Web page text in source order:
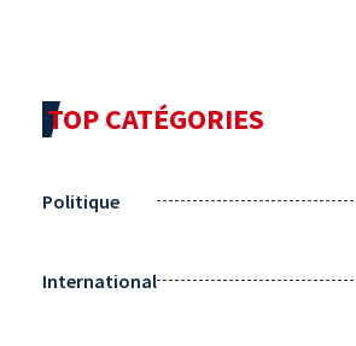
TOP CATÉGORIES
Politique
International